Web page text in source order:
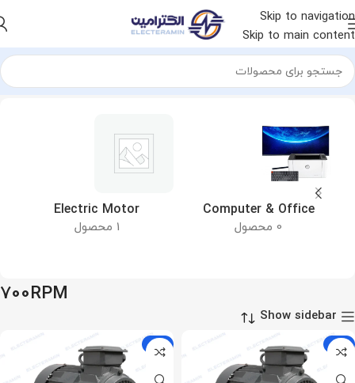
Skip to navigation
Skip to main content
خانه محصول دور موتور 700RPM
Computer & Office
0 محصول
Electric Motor
1 محصول
700RPM
Show sidebar
-9%
-9%